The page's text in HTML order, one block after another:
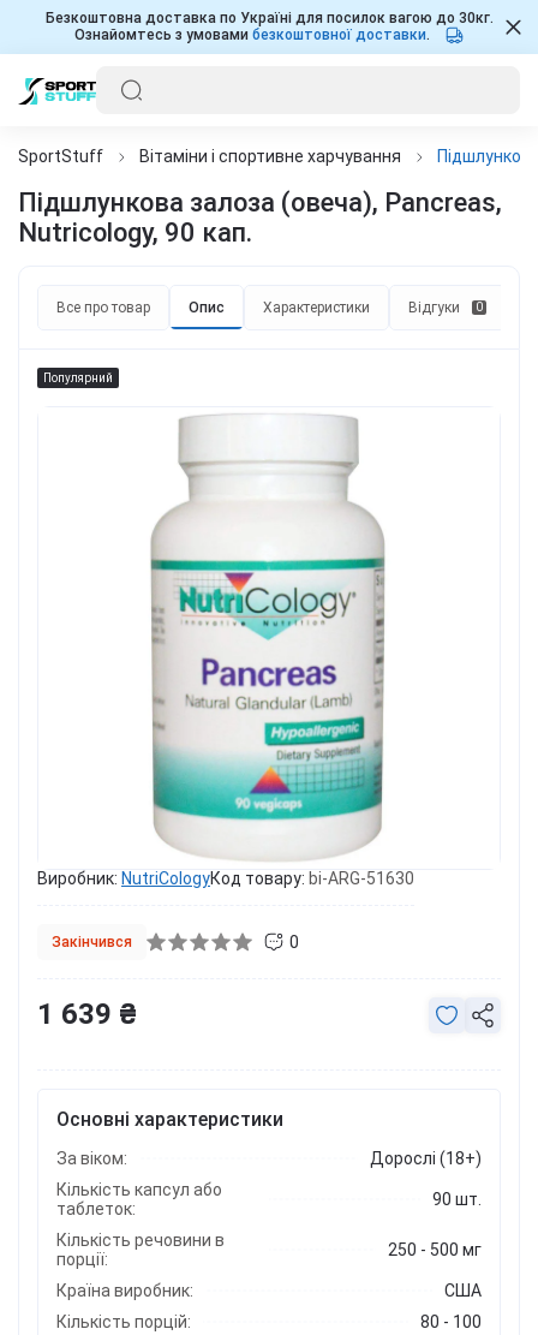
Безкоштовна доставка по Україні для посилок вагою до 30кг.
Ознайомтесь з умовами безкоштовної доставки.
SportStuff Вітаміни і спортивне харчування
Підшлункова залоза (овеча), Pancreas,
Nutricology, 90 кап.
Все про товар Опис Характеристики Відгуки 0
Популярний
Виробник: NutriCologyКод товару: bi-ARG-51630
Закінчився 0
Основні характеристики
За віком:
Дорослі (18+)
Кількість капсул або
таблеток:
90 шт.
Кількість речовини в
порції:
250 - 500 мг
Країна виробник:
США
Кількість порцій:
80 - 100
1 639 ₴